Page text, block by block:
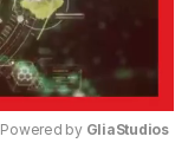
Powered by GliaStudios